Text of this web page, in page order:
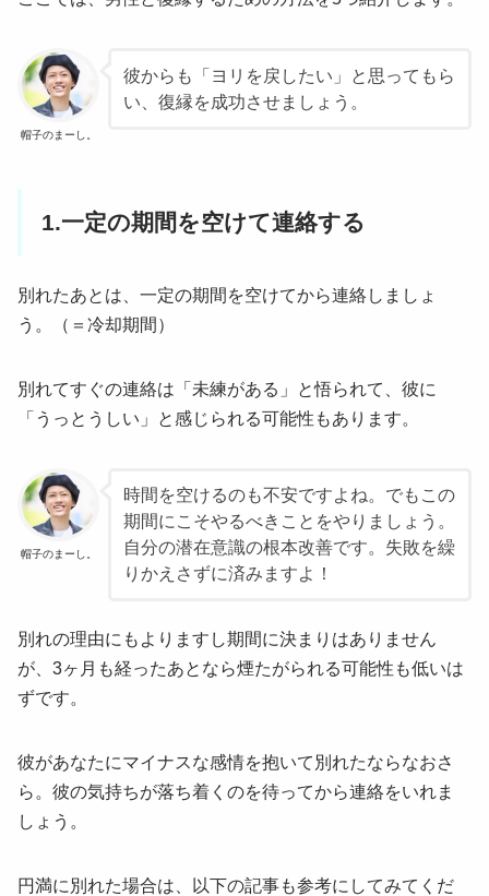
帽子のまーし。
彼からも「ヨリを戻したい」と思ってもら
い、復縁を成功させましょう。
1.一定の期間を空けて連絡する
別れたあとは、一定の期間を空けてから連絡しましょ
う。（＝冷却期間）
別れてすぐの連絡は「未練がある」と悟られて、彼に
「うっとうしい」と感じられる可能性もあります。
帽子のまーし。
時間を空けるのも不安ですよね。でもこの
期間にこそやるべきことをやりましょう。
自分の潜在意識の根本改善です。失敗を繰
りかえさずに済みますよ！
別れの理由にもよりますし期間に決まりはありません
が、3ヶ月も経ったあとなら煙たがられる可能性も低いは
ずです。
彼があなたにマイナスな感情を抱いて別れたならなおさ
ら。彼の気持ちが落ち着くのを待ってから連絡をいれま
しょう。
円満に別れた場合は、以下の記事も参考にしてみてくだ